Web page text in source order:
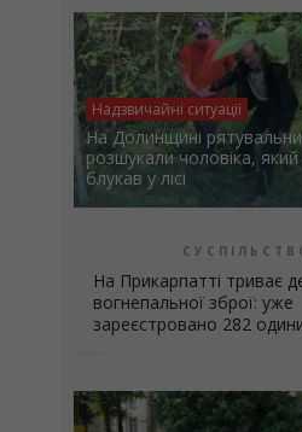
Надзвичайні ситуації
На Долинщині
розшукали чоловіка, який
блукав у лісі
На Прикарпатті триває
вогнепальної зброї: уже
зареєстровано 282